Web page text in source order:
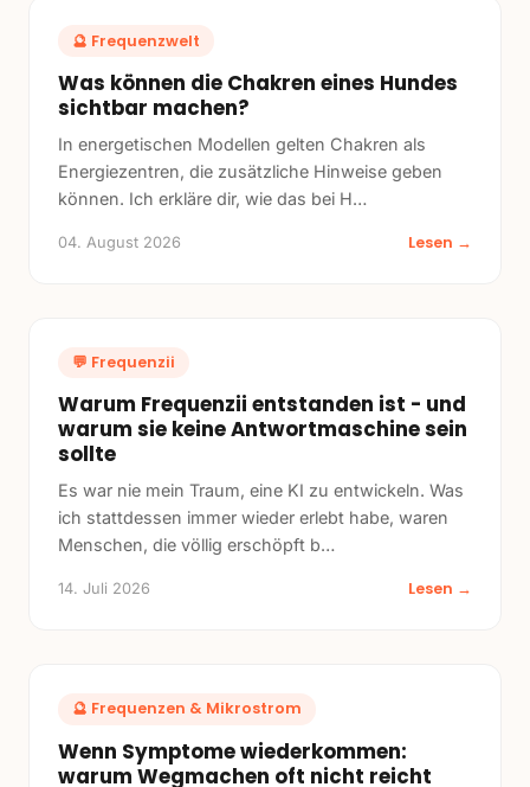
🔮 Frequenzwelt
Was können die Chakren eines Hundes
sichtbar machen?
In energetischen Modellen gelten Chakren als
Energiezentren, die zusätzliche Hinweise geben
können. Ich erkläre dir, wie das bei H…
04. August 2026 Lesen →
💬 Frequenzii
Warum Frequenzii entstanden ist - und
warum sie keine Antwortmaschine sein
sollte
Es war nie mein Traum, eine KI zu entwickeln. Was
ich stattdessen immer wieder erlebt habe, waren
Menschen, die völlig erschöpft b…
14. Juli 2026 Lesen →
🔮 Frequenzen & Mikrostrom
Wenn Symptome wiederkommen:
warum Wegmachen oft nicht reicht